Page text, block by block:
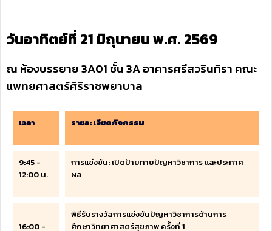
วันอาทิตย์ที่ 21 มิถุนายน พ.ศ. 2569
ณ ห้องบรรยาย 3A01 ชั้น 3A อาคารศรีสวรินทิรา คณะ
แพทยศาสตร์ศิริราชพยาบาล
เวลา รายละเอียดกิจกรรม
9:45 -
12:00 น.
การแข่งขัน: เปิดป้ายทายปัญหาวิชาการ และประกาศ
ผล
16:00 -
พิธีรับรางวัลการแข่งขันปัญหาวิชาการด้านการ
ศึกษาวิทยาศาสตร์สุขภาพ ครั้งที่ 1